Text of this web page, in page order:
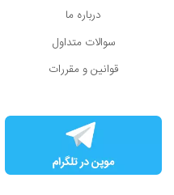
درباره ما
سوالات متداول
قوانین و مقررات